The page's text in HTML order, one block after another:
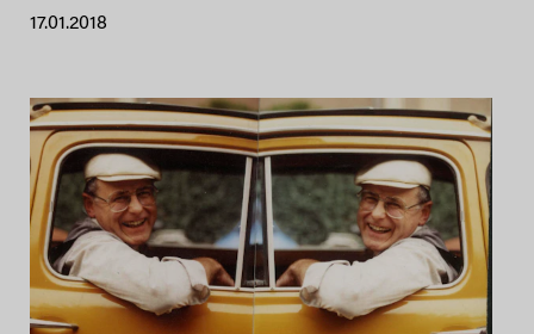
17.01.2018